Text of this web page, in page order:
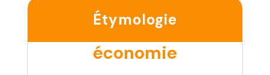
Étymologie
économie